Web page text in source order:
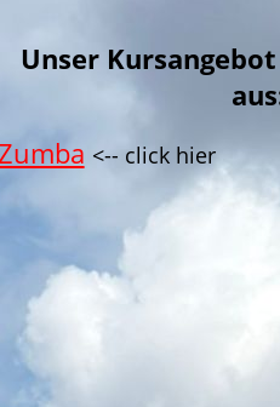
Unser
<-- click hier